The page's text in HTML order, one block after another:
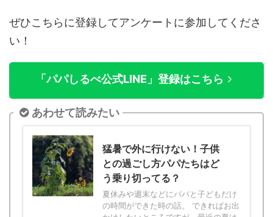
ぜひこちらに登録してアンケートに参加してくださ
い！
「パパしるべ公式LINE」登録はこちら
あわせて読みたい
猛暑で外に行けない！子供
との過ごし方パパたちはど
う乗り切ってる？
夏休みや週末などにパパと子どもだけ
の時間ができた時の話。 できればお出